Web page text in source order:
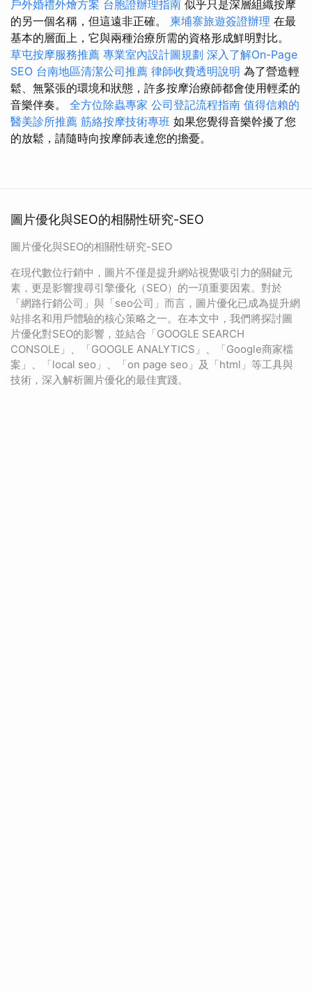
戶外婚禮外燴方案 台胞證辦理指南 似乎只是深層組織按摩
的另一個名稱，但這遠非正確。 柬埔寨旅遊簽證辦理 在最
基本的層面上，它與兩種治療所需的資格形成鮮明對比。
草屯按摩服務推薦 專業室內設計圖規劃 深入了解On-Page
SEO 台南地區清潔公司推薦 律師收費透明說明 為了營造輕
鬆、無緊張的環境和狀態，許多按摩治療師都會使用輕柔的
音樂伴奏。 全方位除蟲專家 公司登記流程指南 值得信賴的
醫美診所推薦 筋絡按摩技術專班 如果您覺得音樂幹擾了您
的放鬆，請隨時向按摩師表達您的擔憂。
圖片優化與SEO的相關性研究-SEO
圖片優化與SEO的相關性研究-SEO
在現代數位行銷中，圖片不僅是提升網站視覺吸引力的關鍵元
素，更是影響搜尋引擎優化（SEO）的一項重要因素。對於
「網路行銷公司」與「seo公司」而言，圖片優化已成為提升網
站排名和用戶體驗的核心策略之一。在本文中，我們將探討圖
片優化對SEO的影響，並結合「GOOGLE SEARCH
CONSOLE」、「GOOGLE ANALYTICS」、「Google商家檔
案」、「local seo」、「on page seo」及「html」等工具與
技術，深入解析圖片優化的最佳實踐。